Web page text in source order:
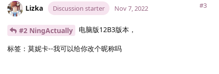
Lizka Discussion starter #3
Nov 7, 2022
#2 NingActually 电脑版12B3版本，
标签：莫妮卡--我可以给你改个昵称吗